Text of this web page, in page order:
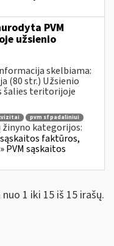
PVM
užsienio
skelbiama:
(80 str.) Užsienio
šalies teritorijoje
pvm sf padaliniui
žinyno kategorijos:
faktūros,
PVM sąskaitos
1 iki 15 iš 15 irašų.